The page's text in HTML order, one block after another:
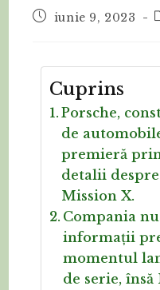
iunie 9, 2023
Cuprins
Porsche,
de
premieră
detalii
Mission X.
Compania
informații
momentul
de serie,